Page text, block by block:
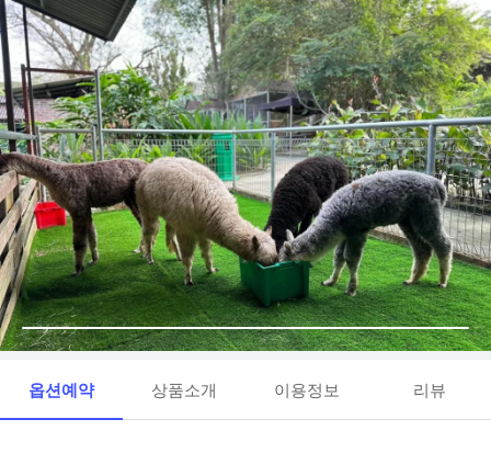
옵션예약 상품소개 이용정보 리뷰